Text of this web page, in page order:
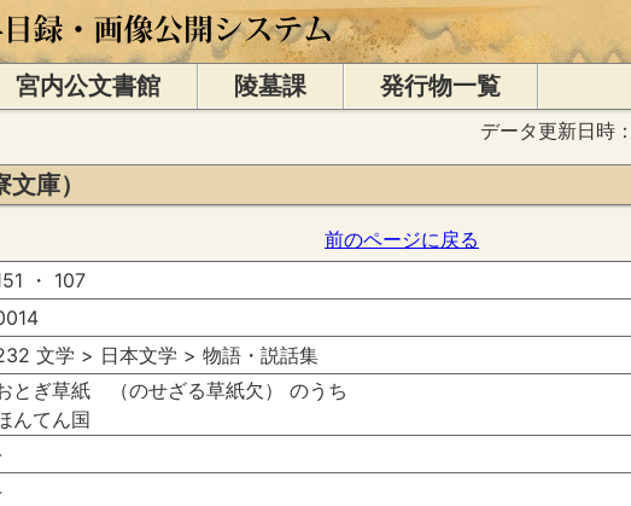
宮内公文書館 陵墓課 発行物一覧
データ更新日時：
庫）
前のページに戻る
・ 107
文学 > 日本文学 > 物語・説話集
とぎ草紙 （のせざる草紙欠） のうち
んてん国